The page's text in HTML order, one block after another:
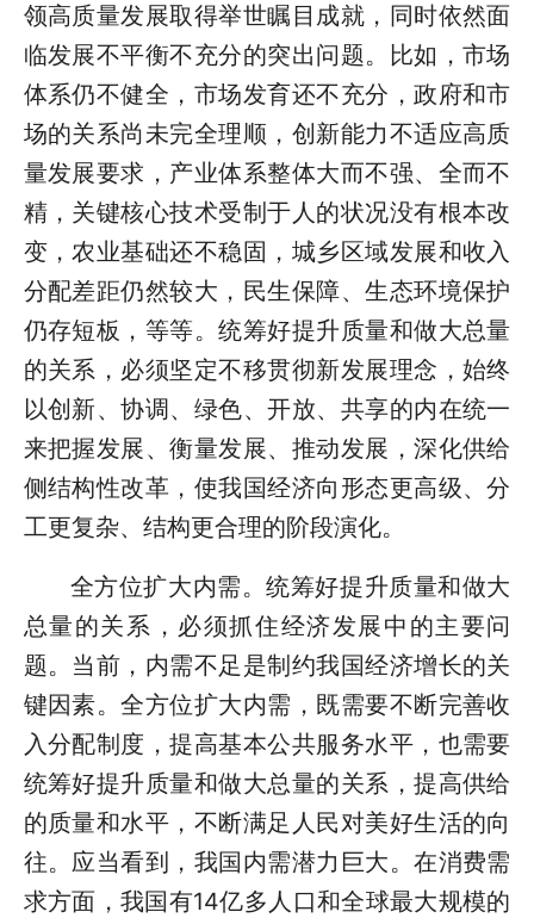
领高质量发展取得举世瞩目成就，同时依然面
临发展不平衡不充分的突出问题。比如，市场
体系仍不健全，市场发育还不充分，政府和市
场的关系尚未完全理顺，创新能力不适应高质
量发展要求，产业体系整体大而不强、全而不
精，关键核心技术受制于人的状况没有根本改
变，农业基础还不稳固，城乡区域发展和收入
分配差距仍然较大，民生保障、生态环境保护
仍存短板，等等。统筹好提升质量和做大总量
的关系，必须坚定不移贯彻新发展理念，始终
以创新、协调、绿色、开放、共享的内在统一
来把握发展、衡量发展、推动发展，深化供给
侧结构性改革，使我国经济向形态更高级、分
工更复杂、结构更合理的阶段演化。
全方位扩大内需。统筹好提升质量和做大
总量的关系，必须抓住经济发展中的主要问
题。当前，内需不足是制约我国经济增长的关
键因素。全方位扩大内需，既需要不断完善收
入分配制度，提高基本公共服务水平，也需要
统筹好提升质量和做大总量的关系，提高供给
的质量和水平，不断满足人民对美好生活的向
往。应当看到，我国内需潜力巨大。在消费需
求方面，我国有14亿多人口和全球最大规模的